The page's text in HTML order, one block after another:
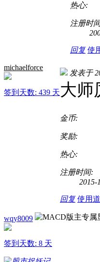
热心:
注册时
回复 使
michaelforce
签到天数: 439 天
发表于
大师
金币:
奖励:
热心:
注册时间:
2015-
回复 使用
wqy8009
签到天数: 8 天